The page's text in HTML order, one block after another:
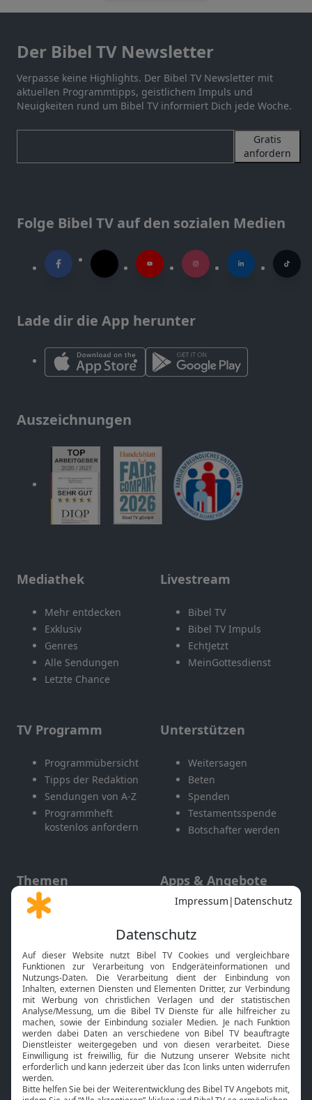
Der Bibel TV Newsletter
Verpasse keine Highlights. Der Bibel TV Newsletter mit
aktuellen Programmtipps, geistlichem Impuls und
Neuigkeiten rund um Bibel TV informiert Dich jede Woche.
Gratis
anfordern
Folge Bibel TV auf den sozialen Medien
Lade dir die App herunter
Auszeichnungen
Mediathek
Mehr entdecken
Exklusiv
Genres
Alle Sendungen
Letzte Chance
Livestream
Bibel TV
Bibel TV Impuls
EchtJetzt
MeinGottesdienst
TV Programm
Programmübersicht
Tipps der Redaktion
Sendungen von A-Z
Programmheft
kostenlos anfordern
Unterstützen
Weitersagen
Beten
Spenden
Testamentsspende
Botschafter werden
Themen
Gott und Bibel erklärt
Neuigkeiten
Apps & Angebote
Mobile App
Smart TV
HbbTV
Bibelthek Online-Bibel
Nächster Gottesdienst
Bibel TV Service